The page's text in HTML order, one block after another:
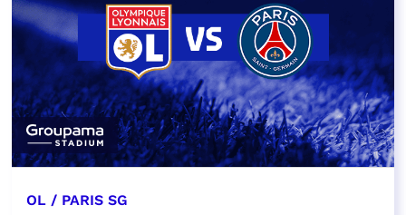
OL / PARIS SG